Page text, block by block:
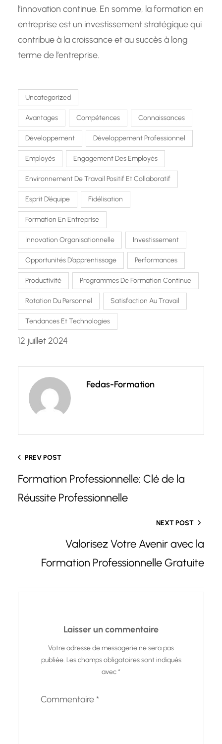
l’innovation continue. En somme, la formation en
entreprise est un investissement stratégique qui
contribue à la croissance et au succès à long
terme de l’entreprise.
Uncategorized
Avantages Compétences Connaissances
Développement Développement Professionnel
Employés Engagement Des Employés
Environnement De Travail Positif Et Collaboratif
Esprit D’équipe Fidélisation
Formation En Entreprise
Innovation Organisationnelle Investissement
Opportunités D’apprentissage Performances
Productivité Programmes De Formation Continue
Rotation Du Personnel Satisfaction Au Travail
Tendances Et Technologies
12 juillet 2024
Fedas-Formation
PREV POST
Formation Professionnelle: Clé de la
Réussite Professionnelle
NEXT POST
Valorisez Votre Avenir avec la
Formation Professionnelle Gratuite
Laisser un commentaire
Votre adresse de messagerie ne sera pas
publiée. Les champs obligatoires sont indiqués
avec*
Commentaire*